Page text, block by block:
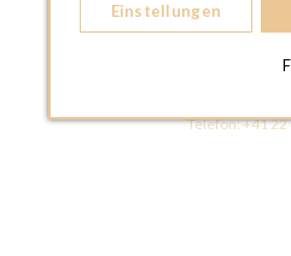
OPTIONS
1219 Le
Telefon:+41 22
Einstellungen